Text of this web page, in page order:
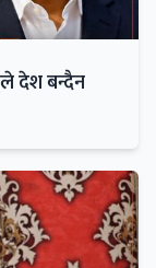
देश बन्दैन